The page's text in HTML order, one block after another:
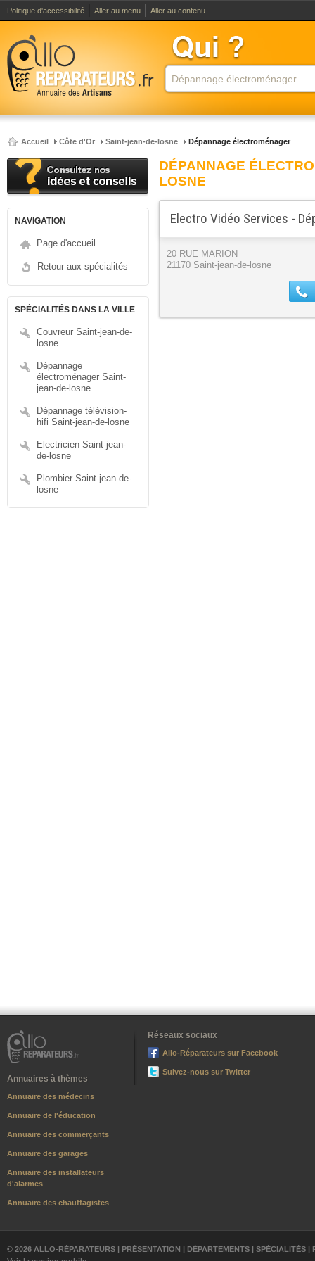
Politique d'accessibilité Aller au menu Aller au contenu
Accueil Côte d'Or Saint-jean-de-losne Dépannage électroménager
NAVIGATION
Page d'accueil
Retour aux spécialités
SPÉCIALITÉS DANS LA VILLE
Couvreur Saint-jean-de-
losne
Dépannage
électroménager Saint-
jean-de-losne
Dépannage télévision-
hifi Saint-jean-de-losne
Electricien Saint-jean-
de-losne
Plombier Saint-jean-de-
losne
DÉPANNAGE
LOSNE
Electro Vidéo Services -
20 RUE MARION
21170 Saint-jean-de-losne
Annuaires à thèmes
Annuaire des médecins
Annuaire de l'éducation
Annuaire des commerçants
Annuaire des garages
Annuaire des installateurs
d'alarmes
Annuaire des chauffagistes
Réseaux sociaux
Allo-Réparateurs sur Facebook
Suivez-nous sur Twitter
© 2026 ALLO-RÉPARATEURS | PRÉSENTATION | DÉPARTEMENTS | SPÉCIALITÉS |